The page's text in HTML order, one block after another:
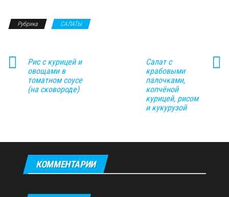
Рубрика САЛАТЫ
Рис с курицей и
овощами в
томатном соусе
(на сковороде)
Салат с
крабовыми
палочками,
копчёной
курицей, рисом
и кукурузой
КОММЕНТАРИИ